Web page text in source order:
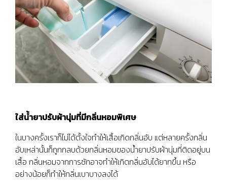
ใส่น้ำยาปรับผ้านุ่มที่มีกลิ่นหอมพิเศษ
ในบางครั้งเราก็ไม่ได้ตั้งใจทำให้เสื้อเกิดกลิ่นอับ แต่หลายครั้งกลิ่น
อับเหล่านั้นก็ถูกกลบด้วยกลิ่นหอมของน้ำยาปรับผ้านุ่มที่ติดอยู่บน
เสื้อ กลิ่นหอมจากการซักอาจทำให้เกิดกลิ่นอับได้ยากขึ้น หรือ
อย่างน้อยก็ทำให้กลิ่นเบาบางลงได้